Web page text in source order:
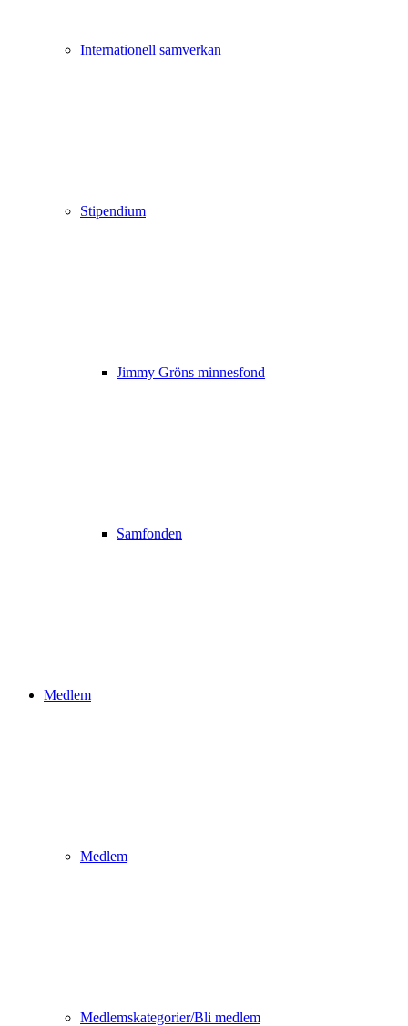
Internationell samverkan
Stipendium
Jimmy Gröns minnesfond
Samfonden
Medlem
Medlem
Medlemskategorier/Bli medlem